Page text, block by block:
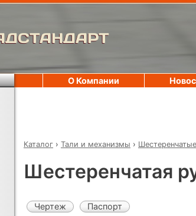
Каталог › Тали и механизмы ›
Шестеренчатая
Чертеж Паспорт
О Компании